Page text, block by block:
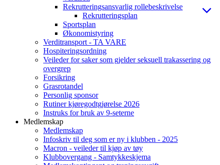
Rekrutteringsansvarlig rollebeskrivelse
Rekrutteringsplan
Sportsplan
Økonomistyring
Verditransport - TA VARE
Hospiteringsordning
Veileder for saker som gjelder seksuell trakassering og
overgrep
Forsikring
Grasrotandel
Personlig sponsor
Rutiner kjøregodtgjørelse 2026
Instruks for bruk av 9-seterne
Medlemskap
Medlemskap
Infoskriv til deg som er ny i klubben - 2025
Macron - veileder til kjøp av tøy
Klubbovergang - Samtykkeskjema